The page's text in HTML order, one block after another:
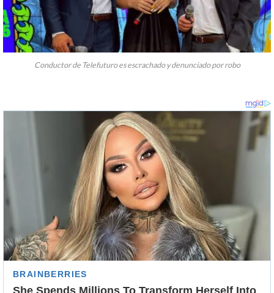
Conductor de Telefuturo es escrachado y denunciado por robo